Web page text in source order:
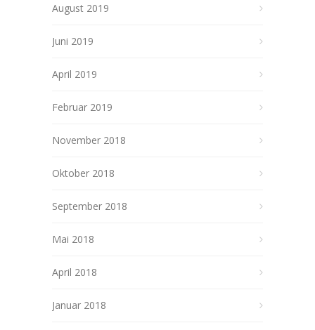
August 2019
Juni 2019
April 2019
Februar 2019
November 2018
Oktober 2018
September 2018
Mai 2018
April 2018
Januar 2018